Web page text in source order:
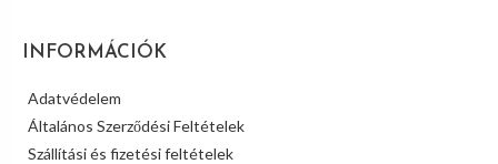
INFORMÁCIÓK
Adatvédelem
Általános Szerződési Feltételek
Szállítási és fizetési feltételek